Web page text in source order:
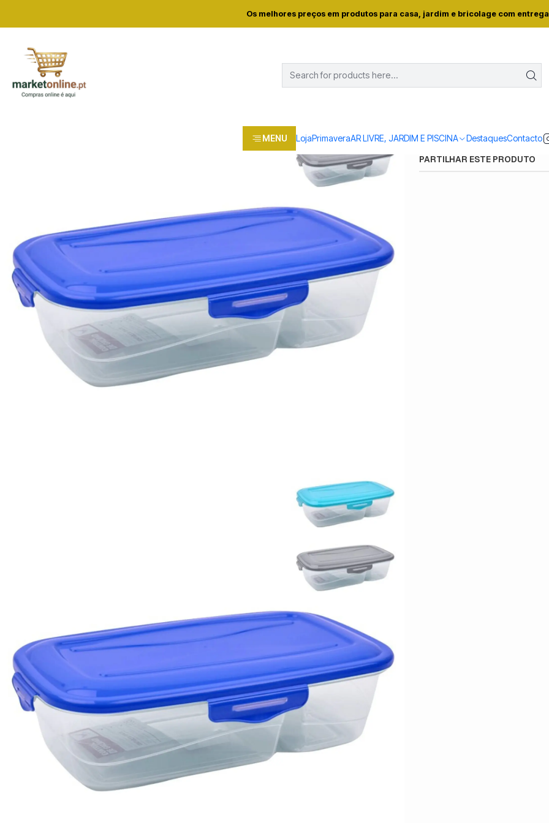
MENU LojaPrimaveraAR LIVRE, JARDIM E PISCINA DestaquesContacto
Os melhores preços em produtos para casa, jardim e bricolage com
Home Loja Casa e conforto CAIXA PLASTICO 1L REF.17339
CAIXA PLASTICO
Mostrar stock das
PARTILHAR ESTE PRODUTO